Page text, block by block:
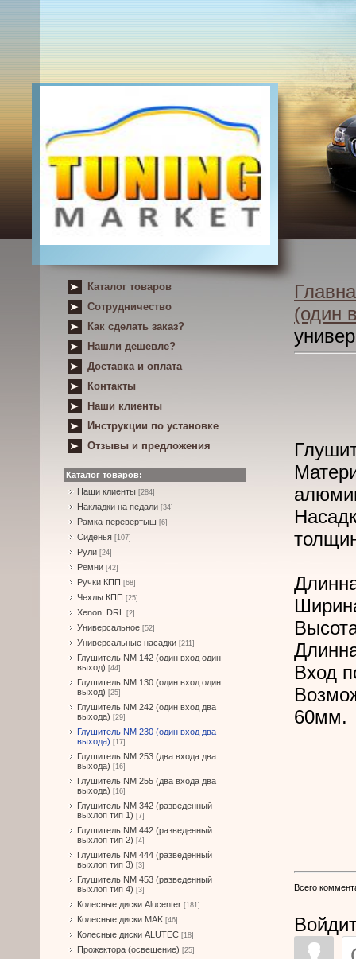
Каталог товаров
Сотрудничество
Как сделать заказ?
Нашли дешевле?
Доставка и оплата
Контакты
Наши клиенты
Инструкции по установке
Отзывы и предложения
Каталог товаров:
Наши клиенты [284]
Накладки на педали [34]
Рамка-перевертыш [6]
Сиденья [107]
Рули [24]
Ремни [42]
Ручки КПП [68]
Чехлы КПП [25]
Xenon, DRL [2]
Универсальное [52]
Универсальные насадки [211]
Глушитель NM 142 (один вход один
выход) [44]
Глушитель NM 130 (один вход один
выход) [25]
Глушитель NM 242 (один вход два
выхода) [29]
Глушитель NM 230 (один вход два
выхода) [17]
Глушитель NM 253 (два входа два
выхода) [16]
Глушитель NM 255 (два входа два
выхода) [16]
Глушитель NM 342 (разведенный
выхлоп тип 1) [7]
Глушитель NM 442 (разведенный
выхлоп тип 2) [4]
Глушитель NM 444 (разведенный
выхлоп тип 3) [3]
Глушитель NM 453 (разведенный
выхлоп тип 4) [3]
Колесные диски Alucenter [181]
Колесные диски MAK [46]
Колесные диски ALUTEC [18]
Прожектора (освещение) [25]
(один
Вход
60мм.
Всего